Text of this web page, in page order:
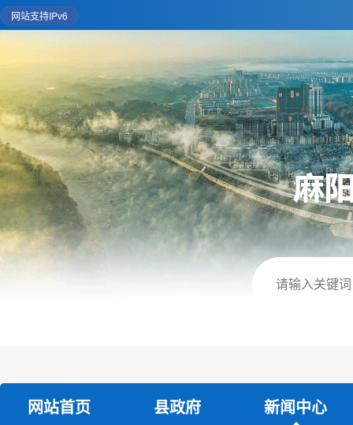
网站支持IPv6
网站首页 县政府 新闻中心